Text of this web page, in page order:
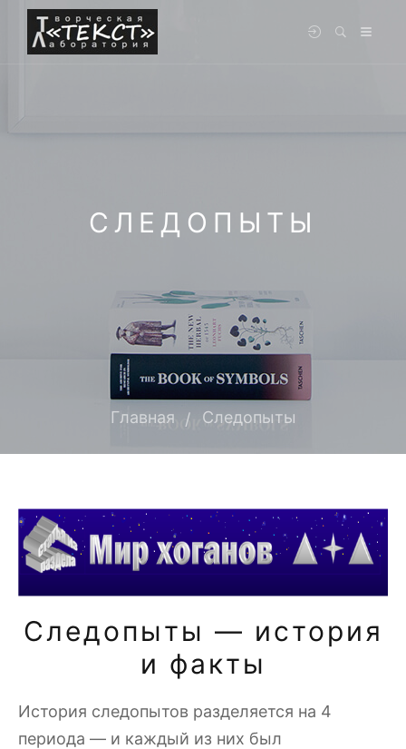
СЛЕДОПЫТЫ
Главная Следопыты
Следопыты — история
и факты
История следопытов разделяется на 4
периода — и каждый из них был